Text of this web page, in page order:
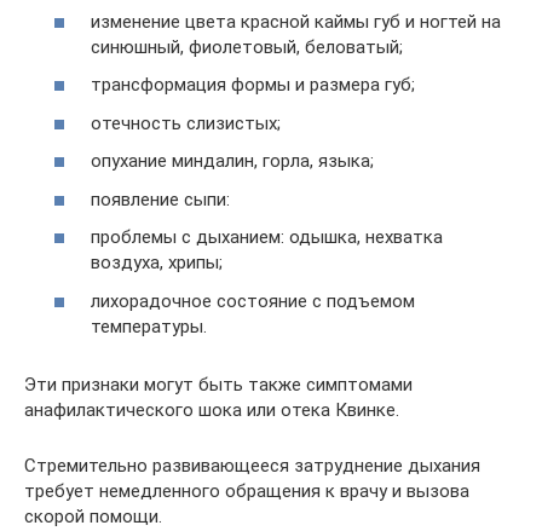
изменение цвета красной каймы губ и ногтей на
синюшный, фиолетовый, беловатый;
трансформация формы и размера губ;
отечность слизистых;
опухание миндалин, горла, языка;
появление сыпи:
проблемы с дыханием: одышка, нехватка
воздуха, хрипы;
лихорадочное состояние с подъемом
температуры.
Эти признаки могут быть также симптомами
анафилактического шока или отека Квинке.
Стремительно развивающееся затруднение дыхания
требует немедленного обращения к врачу и вызова
скорой помощи.